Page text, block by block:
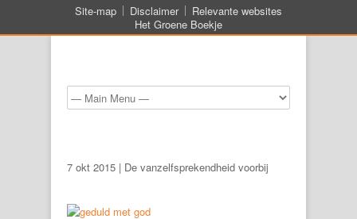
Site-map Disclaimer
Relevante websites
Het Groene Boekje
7 okt 2015 | De vanzelfsprekendheid voorbij